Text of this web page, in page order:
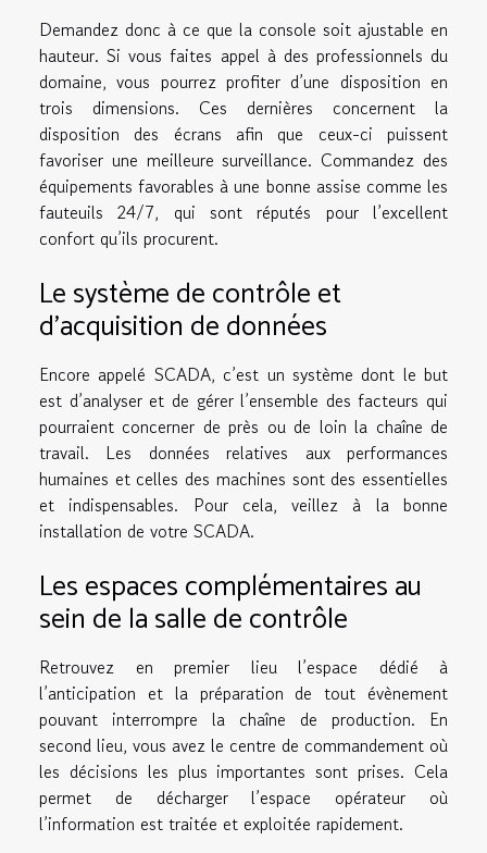
Demandez donc à ce que la console soit ajustable en
hauteur. Si vous faites appel à des professionnels du
domaine, vous pourrez profiter d’une disposition en
trois dimensions. Ces dernières concernent la
disposition des écrans afin que ceux-ci puissent
favoriser une meilleure surveillance. Commandez des
équipements favorables à une bonne assise comme les
fauteuils 24/7, qui sont réputés pour l’excellent
confort qu’ils procurent.
Le système de contrôle et
d’acquisition de données
Encore appelé SCADA, c’est un système dont le but
est d’analyser et de gérer l’ensemble des facteurs qui
pourraient concerner de près ou de loin la chaîne de
travail. Les données relatives aux performances
humaines et celles des machines sont des essentielles
et indispensables. Pour cela, veillez à la bonne
installation de votre SCADA.
Les espaces complémentaires au
sein de la salle de contrôle
Retrouvez en premier lieu l’espace dédié à
l’anticipation et la préparation de tout évènement
pouvant interrompre la chaîne de production. En
second lieu, vous avez le centre de commandement où
les décisions les plus importantes sont prises. Cela
permet de décharger l’espace opérateur où
l’information est traitée et exploitée rapidement.